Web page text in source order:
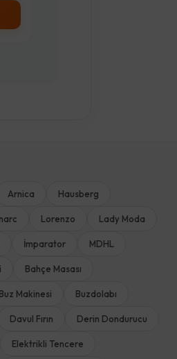
Arnica Hausberg
Lorenzo Lady Moda
İmparator MDHL
Bahçe Masası
Buz Makinesi Buzdolabı
Davul Fırın Derin Dondurucu
Elektrikli Tencere